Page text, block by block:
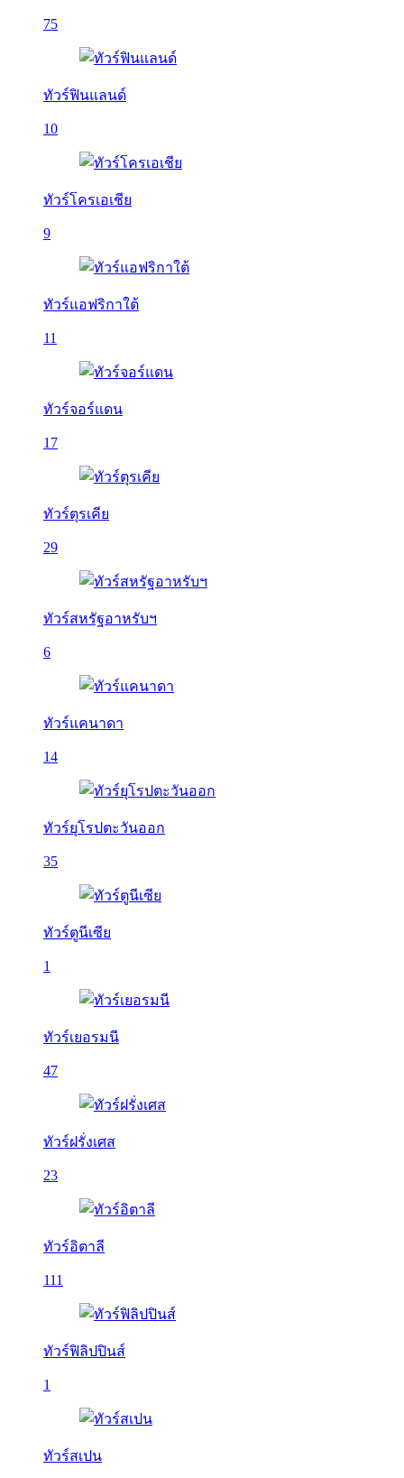
75
ทัวร์ฟินแลนด์
10
ทัวร์โครเอเชีย
9
ทัวร์แอฟริกาใต้
11
ทัวร์จอร์แดน
17
ทัวร์ตุรเคีย
29
ทัวร์สหรัฐอาหรับฯ
6
ทัวร์แคนาดา
14
ทัวร์ยุโรปตะวันออก
35
ทัวร์ตูนีเซีย
1
ทัวร์เยอรมนี
47
ทัวร์ฝรั่งเศส
23
ทัวร์อิตาลี
111
ทัวร์ฟิลิปปินส์
1
ทัวร์สเปน